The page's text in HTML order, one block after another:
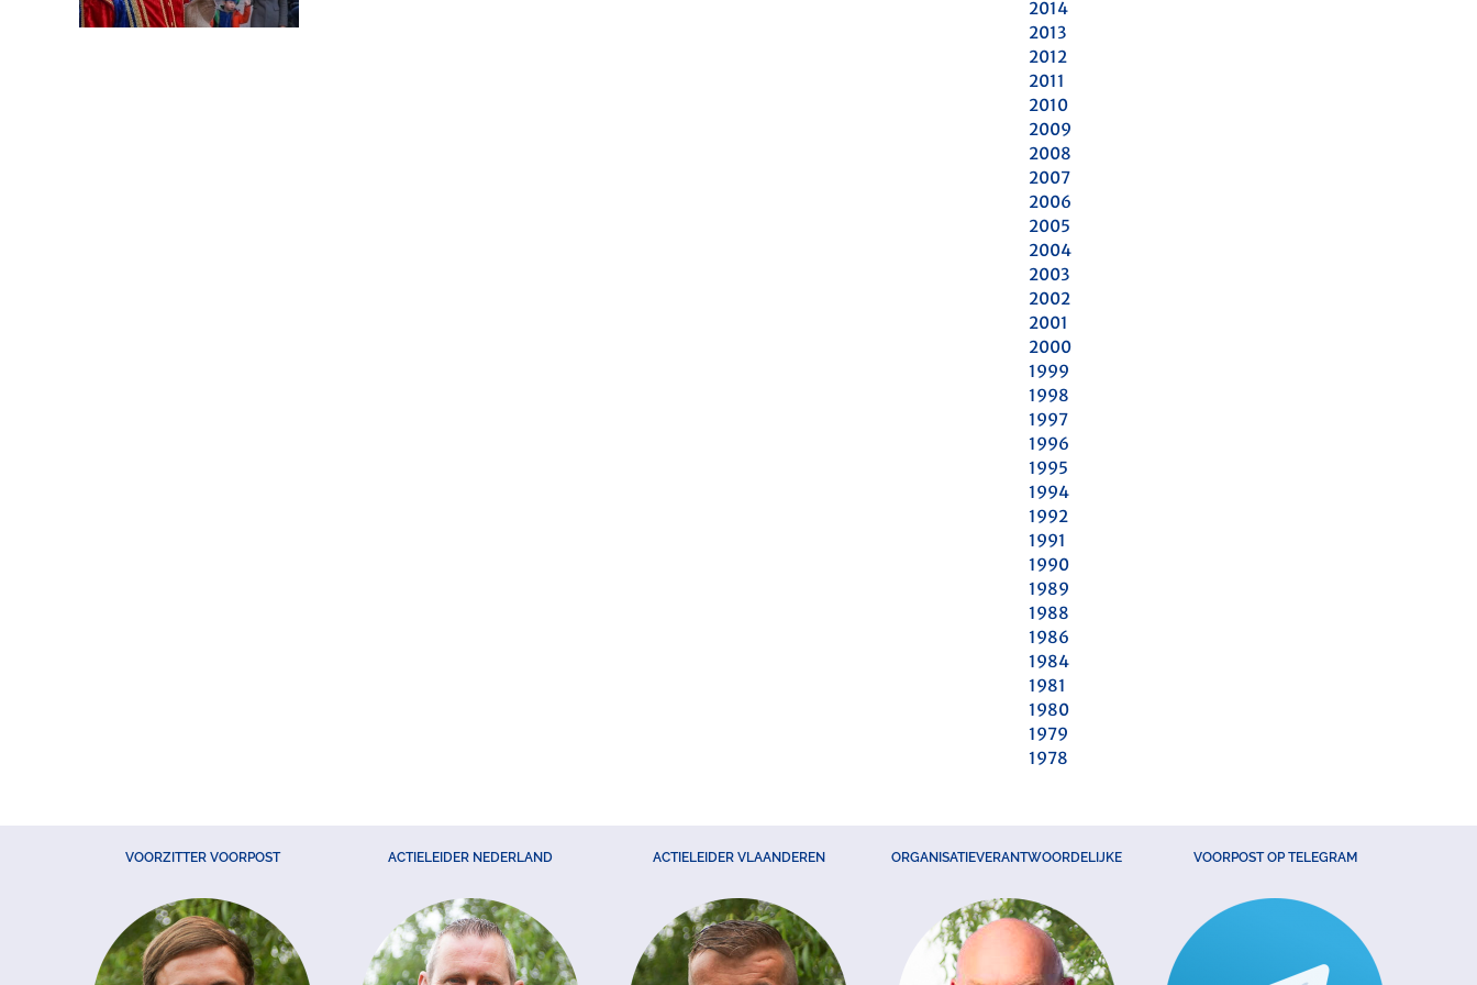
2014
2013
2012
2011
2010
2009
2008
2007
2006
2005
2004
2003
2002
2001
2000
1999
1998
1997
1996
1995
1994
1992
1991
1990
1989
1988
1986
1984
1981
1980
1979
1978
VOORZITTER VOORPOST ACTIELEIDER NEDERLAND ACTIELEIDER VLAANDEREN ORGANISATIEVERANTWOORDELIJKE VOORPOST OP TELEGRAM